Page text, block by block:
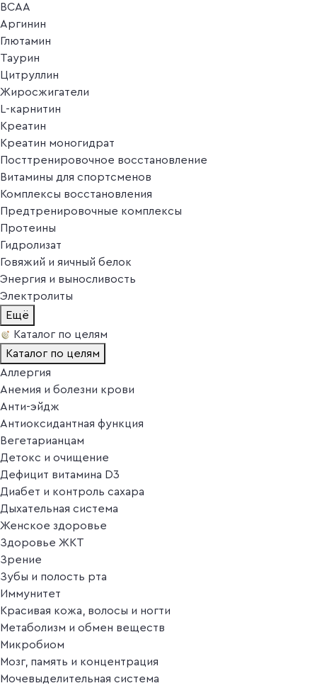
BCAA
Аргинин
Глютамин
Таурин
Цитруллин
Жиросжигатели
L-карнитин
Креатин
Креатин моногидрат
Посттренировочное восстановление
Витамины для спортсменов
Комплексы восстановления
Предтренировочные комплексы
Протеины
Гидролизат
Говяжий и яичный белок
Энергия и выносливость
Электролиты
Ещё
Каталог по целям
Каталог по целям
Аллергия
Анемия и болезни крови
Анти-эйдж
Антиоксидантная функция
Вегетарианцам
Детокс и очищение
Дефицит витамина D3
Диабет и контроль сахара
Дыхательная система
Женское здоровье
Здоровье ЖКТ
Зрение
Зубы и полость рта
Иммунитет
Красивая кожа, волосы и ногти
Метаболизм и обмен веществ
Микробиом
Мозг, память и концентрация
Мочевыделительная система